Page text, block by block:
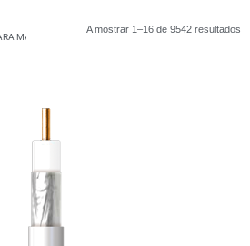
A mostrar 1–16 de 9542 resultados